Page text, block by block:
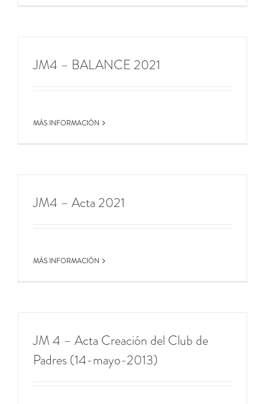
JM4 – BALANCE 2021
MÁS INFORMACIÓN
JM4 – Acta 2021
MÁS INFORMACIÓN
JM 4 – Acta Creación del Club de
Padres (14-mayo-2013)